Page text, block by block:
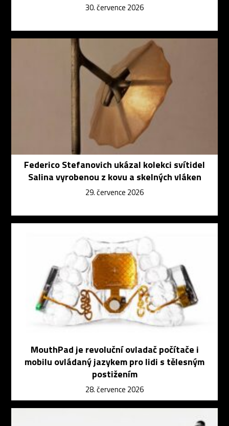
30. července 2026
Federico Stefanovich ukázal kolekci svítidel
Salina vyrobenou z kovu a skelných vláken
29. července 2026
MouthPad je revoluční ovladač počítače i
mobilu ovládaný jazykem pro lidi s tělesným
postižením
28. července 2026